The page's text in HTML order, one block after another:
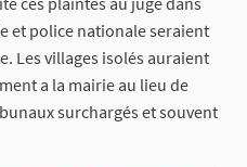
et police nationale seraient
Les villages isolés auraient
a la mairie au lieu de
surchargés et souvent